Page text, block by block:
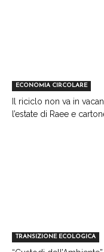
ECONOMIA CIRCOLARE
Il riciclo non va in
l’estate di Raee e
TRANSIZIONE ECOLOGICA